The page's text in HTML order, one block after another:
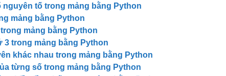
tố trong mảng bằng Python
mảng bằng Python
mảng bằng Python
3 trong mảng bằng Python
khác nhau trong mảng bằng Python
từng số trong mảng bằng Python